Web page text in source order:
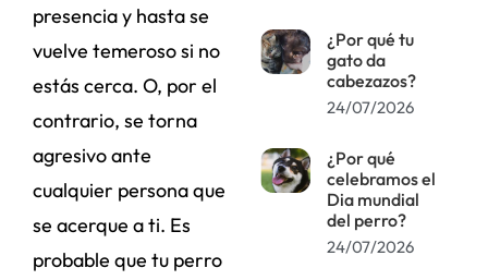
presencia y hasta se
vuelve temeroso si no
estás cerca. O, por el
contrario, se torna
agresivo ante
cualquier persona que
se acerque a ti. Es
probable que tu perro
¿Por qué tu
gato da
cabezazos?
24/07/2026
¿Por qué
celebramos el
Dia mundial
del perro?
24/07/2026